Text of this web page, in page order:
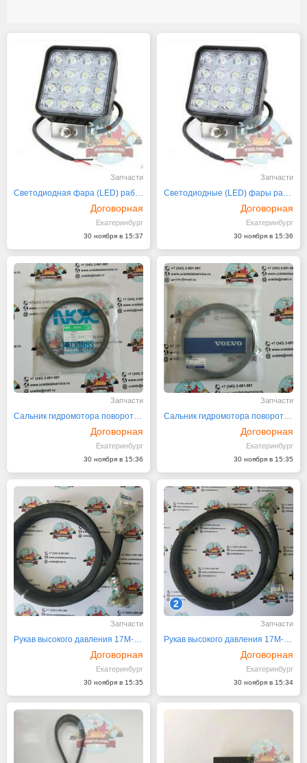
Запчасти
Светодиодная фара (LED) рабочего света 27 для погруз
Договорная
Екатеринбург
30 ноября в 15:37
Запчасти
Светодиодные (LED) фары рабочего света 48W
Договорная
Екатеринбург
30 ноября в 15:36
Запчасти
Сальник гидромотора поворота Volvo 14508911 NOK
Договорная
Екатеринбург
30 ноября в 15:36
Запчасти
Сальник гидромотора поворота Volvo 14508911
Договорная
Екатеринбург
30 ноября в 15:35
Запчасти
Рукав высокого давления 17M-49-41281 Komatsu D275A
Договорная
Екатеринбург
30 ноября в 15:35
2
Запчасти
Рукав высокого давления 17M-49-41271 Komatsu D275A
Договорная
Екатеринбург
30 ноября в 15:34